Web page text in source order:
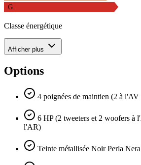
G
Classe énergétique
Afficher plus
Options
4 poignées de maintien (2 à
6 HP (2 tweeters et 2 woofers à
l'AR)
Teinte métallisée Noir Perla Nera